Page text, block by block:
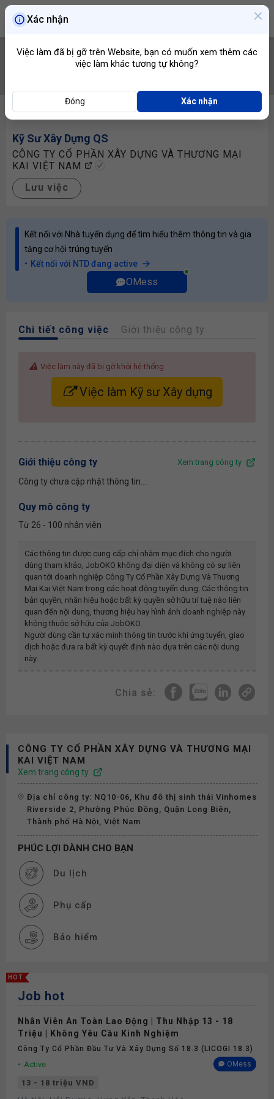
TÌM VIỆC
Kỹ Sư Xây Dựng QS
CÔNG TY CỔ PHẦN XÂY DỰNG VÀ THƯƠNG MẠI
KAI VIỆT NAM
Lưu việc
Kết nối với Nhà tuyển dụng để tìm hiểu thêm thông tin và gia
tăng cơ hội trúng tuyển
Kết nối với NTD đang active
OMess
Chi tiết công việc Giới thiệu công ty
Việc làm này đã bị gỡ khỏi hệ thống
Việc làm Kỹ sư Xây dựng
Giới thiệu công ty Xem trang công ty
Công ty chưa cập nhật thông tin....
Quy mô công ty
Từ 26 - 100 nhân viên
Các thông tin được cung cấp chỉ nhằm mục đích cho người
dùng tham khảo, JobOKO không đại diện và không có sự liên
quan tới doanh nghiệp Công Ty Cổ Phần Xây Dựng Và Thương
Mại Kai Việt Nam trong các hoạt động tuyển dụng. Các thông tin
bản quyền, nhãn hiệu hoặc bất kỳ quyền sở hữu trí tuệ nào liên
quan đến nội dung, thương hiệu hay hình ảnh doanh nghiệp này
không thuộc sở hữu của JobOKO.
Người dùng cần tự xác minh thông tin trước khi ứng tuyển, giao
dịch hoặc đưa ra bất kỳ quyết định nào dựa trên các nội dung
này.
Chia sẻ:
CÔNG TY CỔ PHẦN XÂY DỰNG VÀ THƯƠNG MẠI
KAI VIỆT NAM
Xem trang công ty
Địa chỉ công ty: NQ10-06, Khu đô thị sinh thái Vinhomes
Riverside 2, Phường Phúc Đồng, Quận Long Biên,
Thành phố Hà Nội, Việt Nam
PHÚC LỢI DÀNH CHO BẠN
Du lịch
Phụ cấp
Bảo hiểm
HOT
Job hot
Nhân Viên An Toàn Lao Động | Thu Nhập 13 - 18
Triệu | Không Yêu Cầu Kinh Nghiệm
Công Ty Cổ Phần Đầu Tư Và Xây Dựng Số 18.3 (LICOGI 18.3)
Active OMess
13 - 18 triệu VND
Xác nhận
Việc làm đã bị gỡ trên Website, bạn có muốn xem thêm các
việc làm khác tương tự không?
Đóng Xác nhận